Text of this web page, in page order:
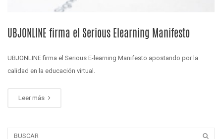
UBJONLINE firma el Serious Elearning Manifesto
UBJONLINE firma el Serious E-learning Manifesto apostando por la
calidad en la educación virtual.
Leer más